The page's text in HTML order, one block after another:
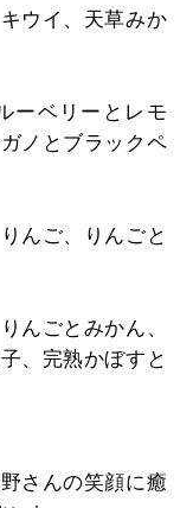
ウイ、天草みか
ーベリーとレモ
ノとブラックペ
んご、りんごと
んごとみかん、
、完熟かぼすと
さんの笑顔に癒